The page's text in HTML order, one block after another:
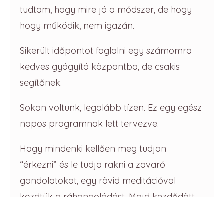
tudtam, hogy mire jó a módszer, de hogy
hogy működik, nem igazán.
Sikerült időpontot foglalni egy számomra
kedves gyógyító központba, de csakis
segítőnek.
Sokan voltunk, legalább tízen. Ez egy egész
napos programnak lett tervezve.
Hogy mindenki kellően meg tudjon
“érkezni” és le tudja rakni a zavaró
gondolatokat, egy rövid meditációval